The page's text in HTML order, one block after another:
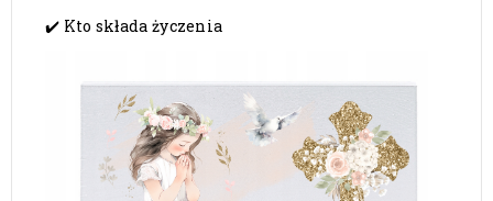
✔️ Kto składa życzenia